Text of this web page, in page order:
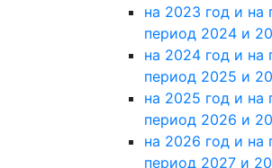
на 2023 год и на
период 2024 и
на 2024 год и на
период 2025 и
на 2025 год и на
период 2026 и
на 2026 год и на
период 2027 и